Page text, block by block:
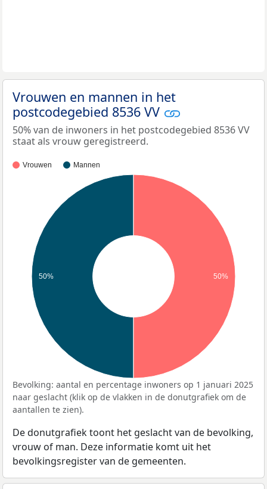
Vrouwen en mannen in het
postcodegebied 8536 VV
50% van de inwoners in het postcodegebied 8536 VV
staat als vrouw geregistreerd.
Vrouwen Mannen
50% 50%
Bevolking: aantal en percentage inwoners op 1 januari 2025
naar geslacht (klik op de vlakken in de donutgrafiek om de
aantallen te zien).
De donutgrafiek toont het geslacht van de bevolking,
vrouw of man. Deze informatie komt uit het
bevolkingsregister van de gemeenten.